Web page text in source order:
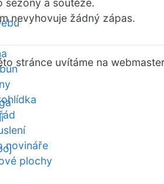
novináře
plochy
sezóny a soutěže.
nevyhovuje žádný zápas.
stránce uvítáme na webmaster